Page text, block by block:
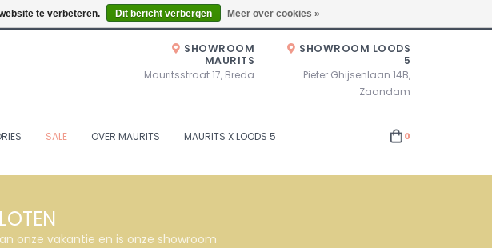
Vrijdag & Zaterdag 10.00u - 17.00u of op afspraak!
SHOWROOM
MAURITS
Mauritsstraat 17, Breda
SHOWROOM LOODS
5
Pieter Ghijsenlaan 14B,
Zaandam
SALE OVER MAURITS MAURITS X LOODS 5 0
onze vakantie en is onze showroom
te verbeteren. Dit bericht verbergen Meer over cookies »